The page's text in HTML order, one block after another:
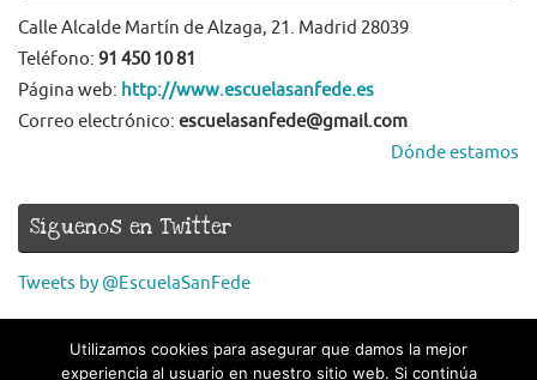
Calle Alcalde Martín de Alzaga, 21. Madrid 28039
Teléfono: 91 450 10 81
Página web: http://www.escuelasanfede.es
Correo electrónico: escuelasanfede@gmail.com
Dónde estamos
Síguenos en Twitter
Tweets by @EscuelaSanFede
Utilizamos cookies para asegurar que damos la mejor
experiencia al usuario en nuestro sitio web. Si continúa